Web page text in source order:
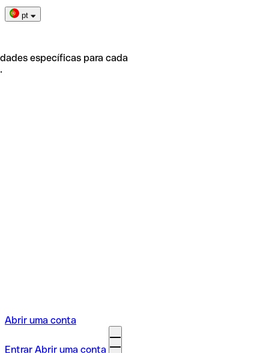
pt
específicas para cada
Abrir uma conta
Entrar Abrir uma conta